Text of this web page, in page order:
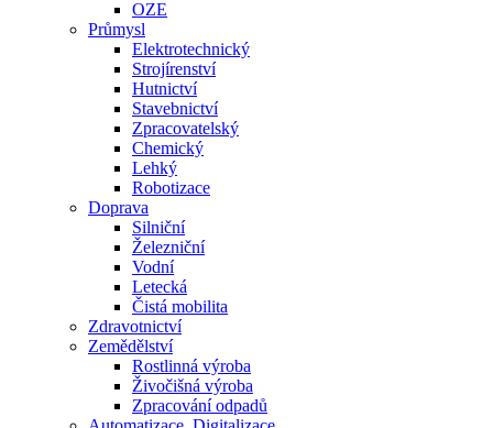
OZE
Průmysl
Elektrotechnický
Strojírenství
Hutnictví
Stavebnictví
Zpracovatelský
Chemický
Lehký
Robotizace
Doprava
Silniční
Železniční
Vodní
Letecká
Čistá mobilita
Zdravotnictví
Zemědělství
Rostlinná výroba
Živočišná výroba
Zpracování odpadů